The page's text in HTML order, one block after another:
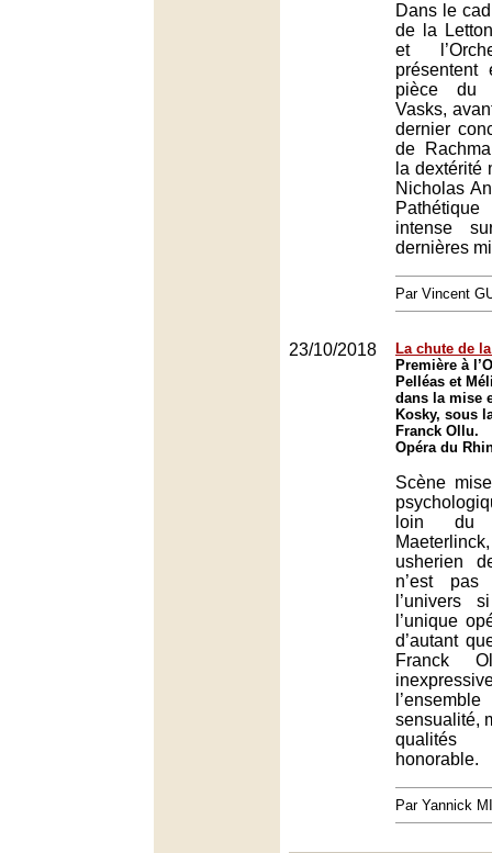
Dans le
de la
et
présentent
pièce du
Vasks,
dernier
de
la dextérité
Nicholas
intense
dernières
Par Vincent
23/10/2018
La chute de
Première à
Pelléas et
dans la mise
Kosky, sous
Franck Ollu.
Opéra du
Scène
loin du
usherien
n’est pas
l’univers
l’unique
d’autant
Franck
sensualité,
qualités
honorable.
Par Yannick